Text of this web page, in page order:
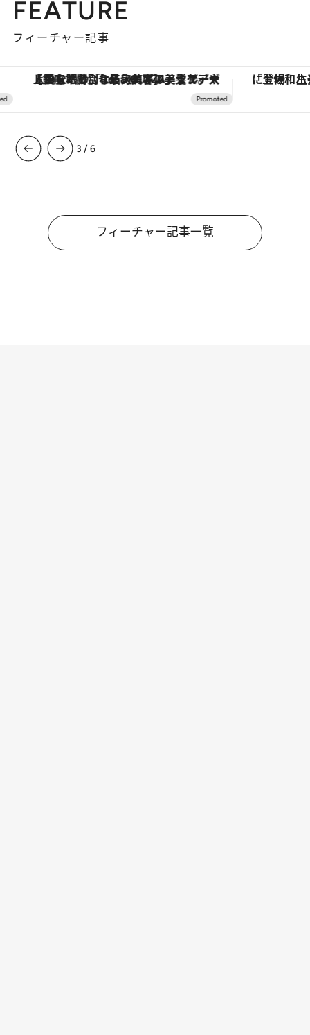
FEATURE
フィーチャー記事
【銀座で出合う最旬美容】美髪ケアや上質な眠り…セルフケアのアップデートから、特別な名入れギフトまで。大人のための「ReFa GINZA」クルーズ
3 /6
フィーチャー記事一覧